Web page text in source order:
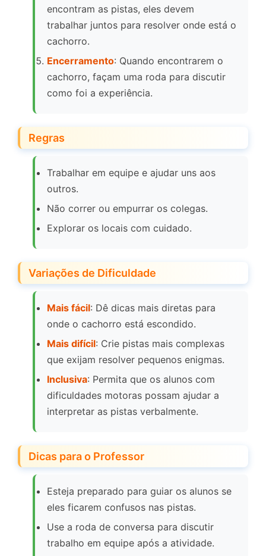
encontram as pistas, eles devem
trabalhar juntos para resolver onde está o
cachorro.
Encerramento: Quando encontrarem o
cachorro, façam uma roda para discutir
como foi a experiência.
Regras
Trabalhar em equipe e ajudar uns aos
outros.
Não correr ou empurrar os colegas.
Explorar os locais com cuidado.
Variações de Dificuldade
Mais fácil: Dê dicas mais diretas para
onde o cachorro está escondido.
Mais difícil: Crie pistas mais complexas
que exijam resolver pequenos enigmas.
Inclusiva: Permita que os alunos com
dificuldades motoras possam ajudar a
interpretar as pistas verbalmente.
Dicas para o Professor
Esteja preparado para guiar os alunos se
eles ficarem confusos nas pistas.
Use a roda de conversa para discutir
trabalho em equipe após a atividade.